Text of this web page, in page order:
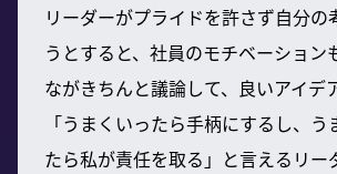
リーダーがプライドを許さず自分の
うとすると、社員のモチベーション
ながきちんと議論して、良いアイデ
「うまくいったら手柄にするし、
たら私が責任を取る」と言えるリー